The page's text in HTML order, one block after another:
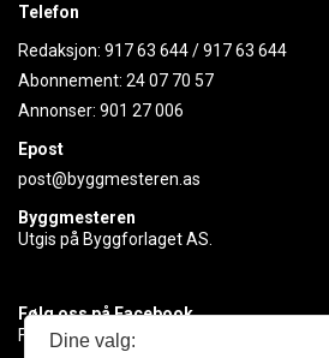
Telefon
Redaksjon: 917 63 644/917 63 644
Abonnement: 24 07 70 57
Annonser: 901 27 006
Epost
post@byggmesteren.as
Byggmesteren
Utgis på Byggforlaget AS.
Følg oss på Facebook
Få med deg det siste innen byggebransjen
Dine valg: